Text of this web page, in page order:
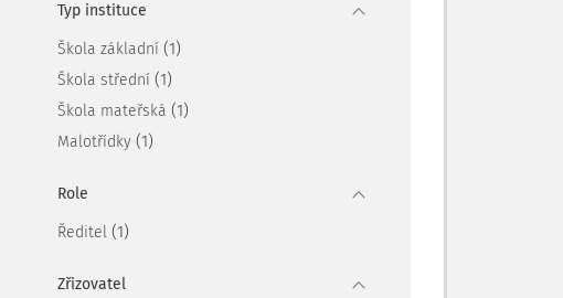
Typ instituce
Škola základní (1)
Škola střední (1)
Škola mateřská (1)
Malotřídky (1)
Role
Ředitel (1)
Zřizovatel